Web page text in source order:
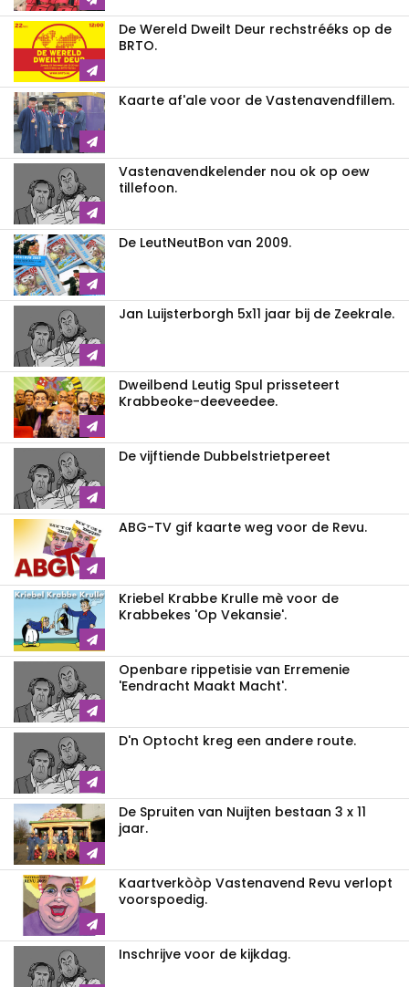
De Wereld Dweilt Deur rechstrééks op de
BRTO.
Kaarte af'ale voor de Vastenavendfillem.
Vastenavendkelender nou ok op oew
tillefoon.
De LeutNeutBon van 2009.
Jan Luijsterborgh 5x11 jaar bij de Zeekrale.
Dweilbend Leutig Spul prisseteert
Krabbeoke-deeveedee.
De vijftiende Dubbelstrietpereet
ABG-TV gif kaarte weg voor de Revu.
Kriebel Krabbe Krulle mè voor de
Krabbekes 'Op Vekansie'.
Openbare rippetisie van Erremenie
'Eendracht Maakt Macht'.
D'n Optocht kreg een andere route.
De Spruiten van Nuijten bestaan 3 x 11
jaar.
Kaartverkòòp Vastenavend Revu verlopt
voorspoedig.
Inschrijve voor de kijkdag.